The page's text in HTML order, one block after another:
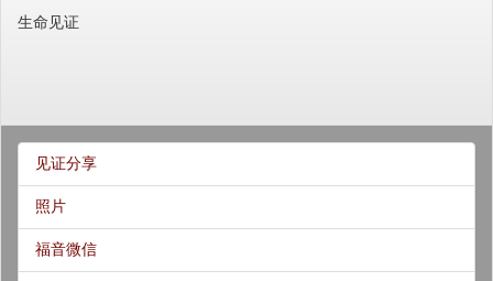
生命见证
见证分享
照片
福音微信